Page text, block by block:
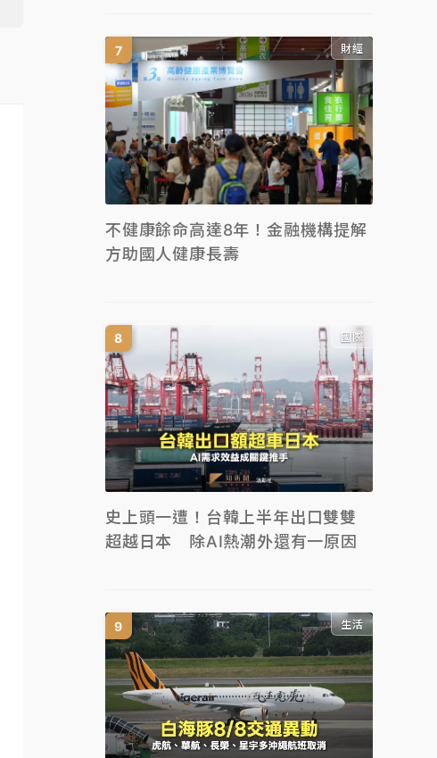
財經
不健康餘命高達8年！金融機構提解
方助國人健康長壽
國際
史上頭一遭！台韓上半年出口雙雙
超越日本 除AI熱潮外還有一原因
生活